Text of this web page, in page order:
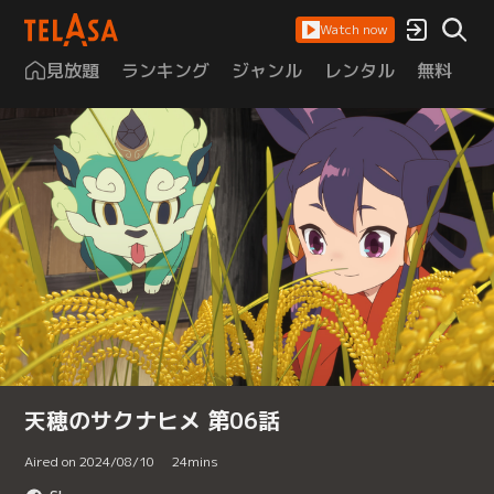
Watch now
見放題 ランキング ジャンル レンタル 無料
天穂のサクナヒメ 第06話
Aired on 2024/08/10 24mins